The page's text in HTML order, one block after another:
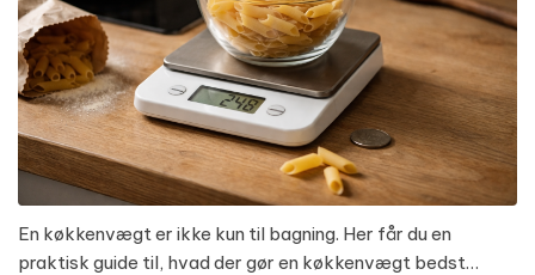
En køkkenvægt er ikke kun til bagning. Her får du en
praktisk guide til, hvad der gør en køkkenvægt bedst…